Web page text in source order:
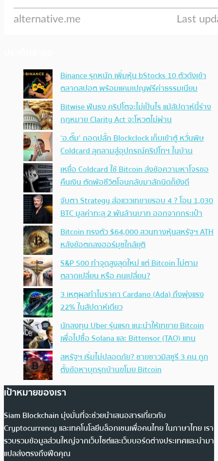
Binance รุกหนัก เพิ่มหุ้น bStocks 10 ตัวดังเข้า
ตลาดสปอต พร้อมแคมเปญฟรีค่าธรรมเนียม
Bitwise ฟันธง คริปโตจะไม่เป็นไร แม้สัปดาห์นี้ร่าง
กฎหมาย Clarity Act จะโหวตไม่ผ่าน
‘อ.ตั๊ม’ ถอดปลั้ก Blockclock เก็บเข้าตู้ หวั่นพิษ
Coldcard ลุกลามสู่อุปกรณ์คริปโทฯ ในบ้าน
เหยื่อ Coldcard ใช้ Bitcoin ส่งข้อความหาโจรขอ
คืนเงิน ตัดพ้อชีวิตโอนกลับมาสักนิดก็ยังดี
จับตา Strategy ส่อแววเทขายรอบ 4 ? โอน 1,030
BTC มูลค่าทะลุ 2 พันล้านบาท ออกจากกระเป๋า
Bitcoin ทรงตัว $64,000 สวนทางหุ้นสหรัฐฯ ATH
หลังข้อตกลงฮอร์มุซใกล้ยุติ
S&P 500 ทำจุดสูงสุดใหม่ แต่ Bitcoin ไม่ตาม
ตลาดเปลี่ยน หรือ คนเปลี่ยน?
3 เหตุผลทำไมราคา Cardano (Ada) ถึงพุ่งแรง
22% ในสัปดาห์เดียว
นักลงทุน Uber รุ่นแรก แนะนำให้เทขาย Bitcoin
เพื่อไปซื้อ Solana และ Bittensor (TAO) แทน
สหรัฐฯ เริ่มไม่ปลอดภัย? ชายชาวมิสซูรี 3 คน ถูก
ตั้งข้อหาบุกรุกบ้านขโมย Bitcoin
เป้าหมายของเรา
Siam Blockchain มุ่งมั่นที่จะช่วยนำเสนอสารเกี่ยวกับ
Cryptocurrency และเทคโนโลยีบล็อกเชนเพื่อคนไทย ในภาษาไทย เรา
รวบรวมข้อมูลส่วนใหญ่จากเว็บไซต์และเว็บบอร์ดต่างประเทศและนำมา
แปลส่งตรงถึงฟีดคุณ